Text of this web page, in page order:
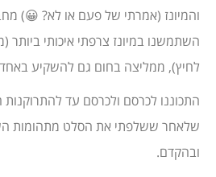
והמיונז (אמרתי של פעם או לא? 😀)
השתמשנו במיונז צרפתי איכותי ביותר
לחיץ), ממליצה בחום גם להשקיע
התכוננו לכרסם ולכרסם עד
שלאחר ששלפתי את הסלט מתהומות
ובהקדם.